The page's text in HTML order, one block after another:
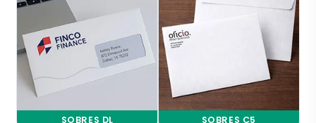
SOBRES DL SOBRES C5